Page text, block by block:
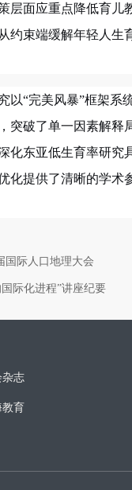
层面应重点降低育儿
约束端缓解年轻人生
“完美风暴”框架系
突破了单一因素解释
化东亚低生育率研究
化提供了清晰的学术
国际人口地理大会
际化进程”讲座纪要
杂志
教育